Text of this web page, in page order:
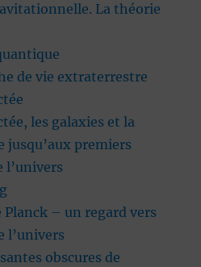
La théorie
de vie extraterrestre
les galaxies et la
jusqu’aux premiers
l’univers
Planck – un regard vers
l’univers
obscures de